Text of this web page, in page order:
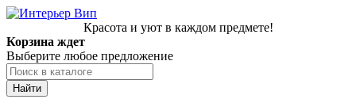
Красота и уют в каждом предмете!
Корзина ждет
Выберите любое предложение
Найти